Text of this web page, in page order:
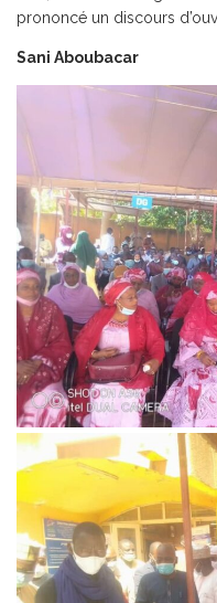
prononcé un discours
Sani Aboubacar